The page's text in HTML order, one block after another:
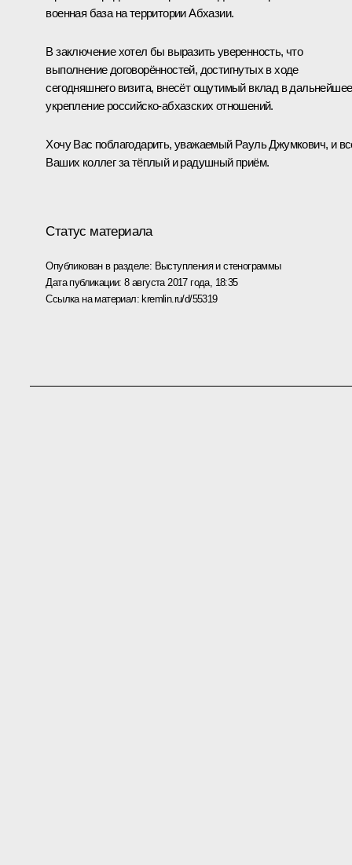
военная база на территории Абхазии.
В заключение хотел бы выразить уверенность, что
выполнение договорённостей, достигнутых в ходе
сегодняшнего визита, внесёт ощутимый вклад в дальнейшее
укрепление российско-абхазских отношений.
Хочу Вас поблагодарить, уважаемый Рауль Джумкович, и
Ваших коллег за тёплый и радушный приём.
Статус материала
Опубликован в разделе: Выступления и стенограммы
Дата публикации:8 августа 2017 года, 18:35
Ссылка на материал:kremlin.ru/d/55319